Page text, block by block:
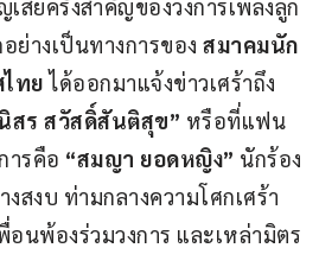
สียครั้งสำคัญของวงการเพลงลูก
ย่างเป็นทางการของ สมาคมนัก
ทย ได้ออกมาแจ้งข่าวเศร้าถึง
สร สวัสดิ์สันติสุข” หรือที่แฟน
ารคือ “สมญา ยอดหญิง” นักร้อง
สงบ ท่ามกลางความโศกเศร้า
อนพ้องร่วมวงการ และเหล่ามิตร